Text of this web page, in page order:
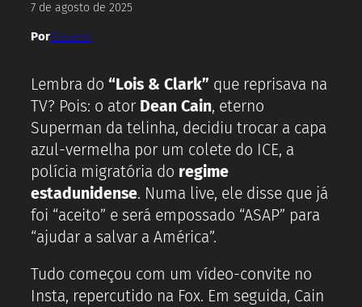
7 de agosto de 2025
PorStevens
Lembra do “Lois & Clark” que reprisava na
TV? Pois: o ator Dean Cain, eterno
Superman da telinha, decidiu trocar a capa
azul-vermelha por um colete do ICE, a
polícia migratória do regime
estadunidense. Numa live, ele disse que já
foi “aceito” e será empossado “ASAP” para
“ajudar a salvar a América”.
Tudo começou com um vídeo-convite no
Insta, repercutido na Fox. Em seguida, Cain